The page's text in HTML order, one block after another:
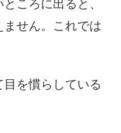
ころに出ると、
ません。これでは
を慣らしている